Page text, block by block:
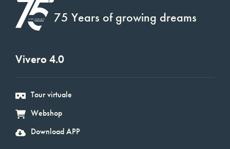
75 Years of growing dreams
Vivero 4.0
Tour virtuale
Webshop
Download APP